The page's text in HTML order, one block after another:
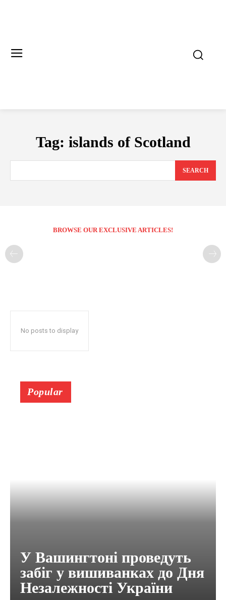
Tag: islands of Scotland
SEARCH
BROWSE OUR EXCLUSIVE ARTICLES!
No posts to display
Popular
У Вашингтоні проведуть
забіг у вишиванках до Дня
Незалежності України